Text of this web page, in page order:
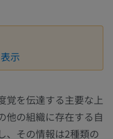
示
覚を伝達する主要な上
他の組織に存在する自
、その情報は2種類の